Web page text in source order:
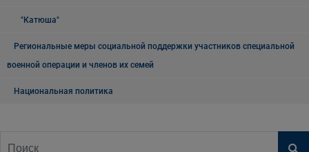
"Катюша"
Региональные меры социальной поддержки участников специальной
военной операции и членов их семей
Национальная политика